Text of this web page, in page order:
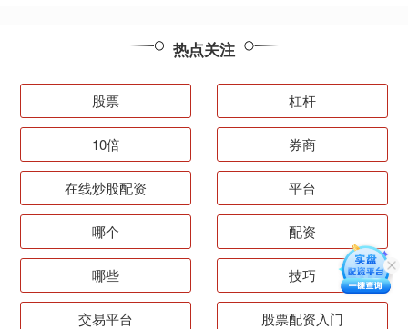
热点关注
股票 杠杆
10倍 券商
在线炒股配资 平台
哪个 配资
哪些 技巧
交易平台 股票配资入门